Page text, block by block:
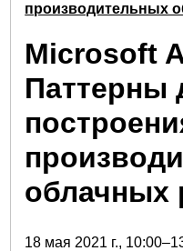
производительных
Microsoft
Паттерны
облачных
18 мая 2021 г.,